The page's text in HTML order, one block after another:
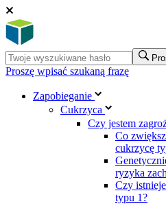
Proszę wpisać szukaną frazę
Zapobieganie
Cukrzyca
Czy jestem
Co
cukrzycę
ryzyka
Czy
typu 1?